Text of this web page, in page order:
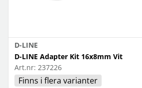
D-LINE
D-LINE Adapter Kit 16x8mm Vit
Art.nr: 237226
Finns i flera varianter